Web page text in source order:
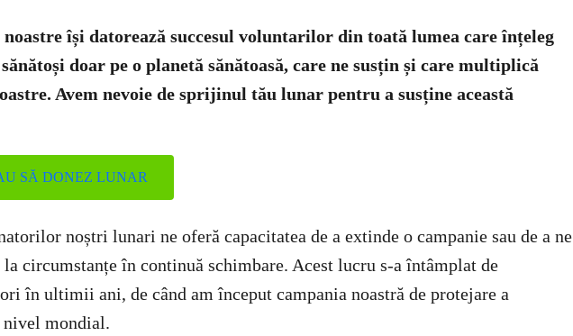
își datorează succesul voluntarilor din toată lumea care înțeleg
doar pe o planetă sănătoasă, care ne susțin și care multiplică
Avem nevoie de sprijinul tău lunar pentru a susține această
SĂ DONEZ LUNAR
noștri lunari ne oferă capacitatea de a extinde o campanie sau de a ne
la circumstanțe în continuă schimbare. Acest lucru s-a întâmplat de
în ultimii ani, de când am început campania noastră de protejare a
nivel mondial.